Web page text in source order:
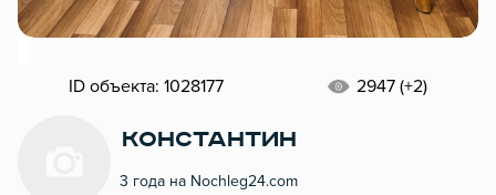
ID объекта: 1028177 2947 (+2)
Константин
3 года на Nochleg24.com